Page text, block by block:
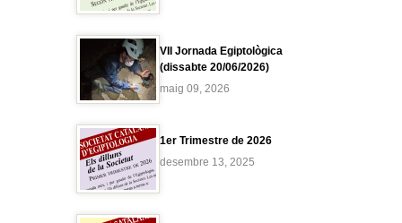
VII Jornada Egiptològica
(dissabte 20/06/2026)
maig 09, 2026
1er Trimestre de 2026
desembre 13, 2025